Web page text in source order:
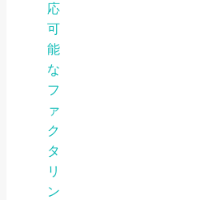
応
可
能
な
フ
ァ
ク
タ
リ
ン